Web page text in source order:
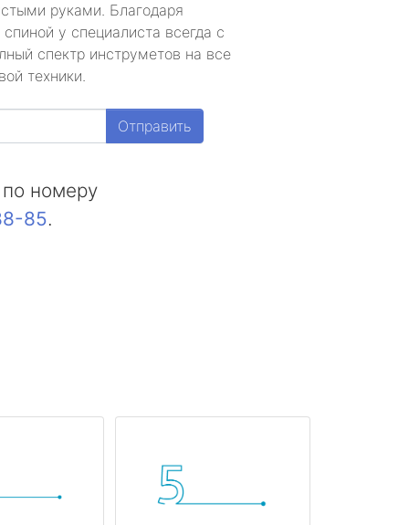
руками. Благодаря
у специалиста всегда с
спектр инструметов на все
техники.
Отправить
номеру
85.